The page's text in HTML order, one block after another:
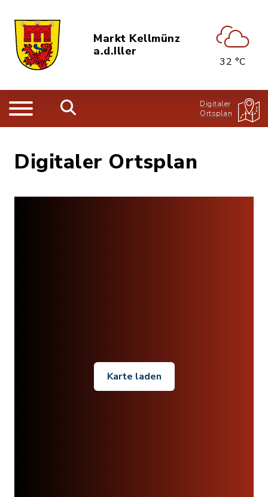
Markt Kellmünz
a.d.Iller
32 °C
Digitaler
Ortsplan
Digitaler Ortsplan
Karte laden